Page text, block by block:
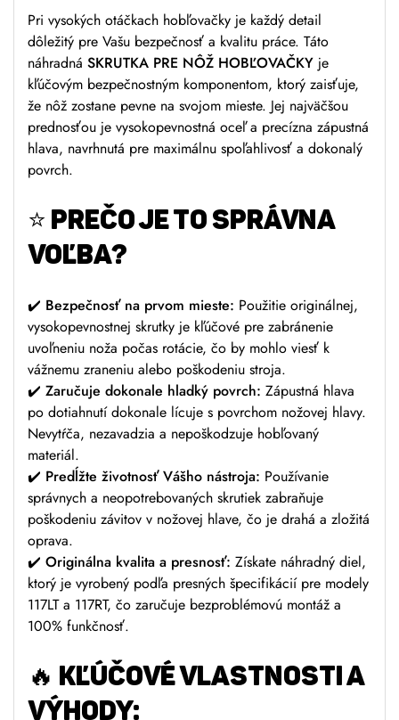
Pri vysokých otáčkach hobľovačky je každý detail
dôležitý pre Vašu bezpečnosť a kvalitu práce. Táto
náhradná SKRUTKA PRE NÔŽ HOBĽOVAČKY je
kľúčovým bezpečnostným komponentom, ktorý zaisťuje,
že nôž zostane pevne na svojom mieste. Jej najväčšou
prednosťou je vysokopevnostná oceľ a precízna zápustná
hlava, navrhnutá pre maximálnu spoľahlivosť a dokonalý
povrch.
⭐PREČO JE TO SPRÁVNA
VOĽBA?
✔️ Bezpečnosť na prvom mieste: Použitie originálnej,
vysokopevnostnej skrutky je kľúčové pre zabránenie
uvoľneniu noža počas rotácie, čo by mohlo viesť k
vážnemu zraneniu alebo poškodeniu stroja.
✔️ Zaručuje dokonale hladký povrch: Zápustná hlava
po dotiahnutí dokonale lícuje s povrchom nožovej hlavy.
Nevytŕča, nezavadzia a nepoškodzuje hobľovaný
materiál.
✔️ Predĺžte životnosť Vášho nástroja: Používanie
správnych a neopotrebovaných skrutiek zabraňuje
poškodeniu závitov v nožovej hlave, čo je drahá a zložitá
oprava.
✔️ Originálna kvalita a presnosť: Získate náhradný diel,
ktorý je vyrobený podľa presných špecifikácií pre modely
117LT a 117RT, čo zaručuje bezproblémovú montáž a
100% funkčnosť.
🔥 KĽÚČOVÉ VLASTNOSTI A
VÝHODY: